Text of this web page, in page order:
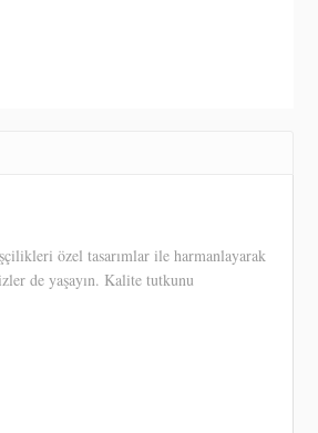
özel tasarımlar ile harmanlayarak
de yaşayın. Kalite tutkunu